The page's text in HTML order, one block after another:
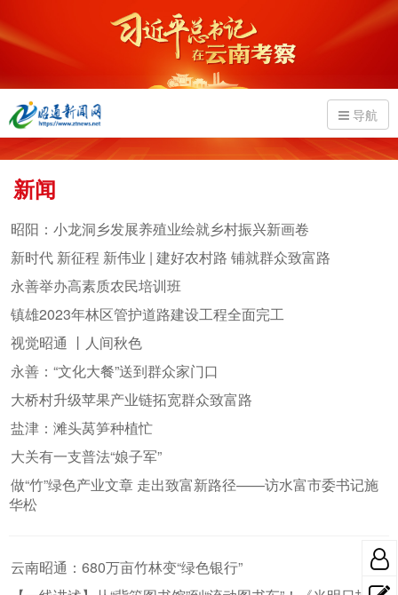
导航
新闻
昭阳：小龙洞乡发展养殖业绘就乡村振兴新画卷
新时代 新征程 新伟业 | 建好农村路 铺就群众致富路
永善举办高素质农民培训班
镇雄2023年林区管护道路建设工程全面完工
视觉昭通 丨人间秋色
永善：“文化大餐”送到群众家门口
大桥村升级苹果产业链拓宽群众致富路
盐津：滩头莴笋种植忙
大关有一支普法“娘子军”
做“竹”绿色产业文章 走出致富新路径——访水富市委书记施
华松
云南昭通：680万亩竹林变“绿色银行”